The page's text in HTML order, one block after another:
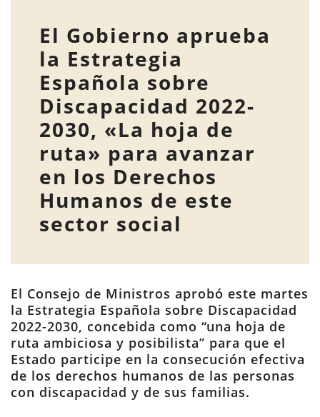
El Gobierno aprueba
la Estrategia
Española sobre
Discapacidad 2022-
2030, «La hoja de
ruta» para avanzar
en los Derechos
Humanos de este
sector social
El Consejo de Ministros aprobó este martes
la Estrategia Española sobre Discapacidad
2022-2030, concebida como “una hoja de
ruta ambiciosa y posibilista” para que el
Estado participe en la consecución efectiva
de los derechos humanos de las personas
con discapacidad y de sus familias.